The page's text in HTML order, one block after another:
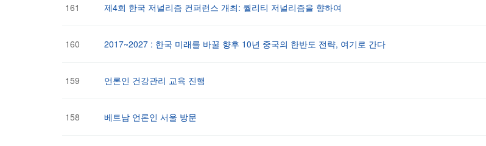
161 제4회 한국 저널리즘 컨퍼런스 개최: 퀄리티 저널리즘을 향하여
160 2017~2027 : 한국 미래를 바꿀 향후 10년 중국의 한반도 전략, 여기로 간다
159 언론인 건강관리 교육 진행
158 베트남 언론인 서울 방문